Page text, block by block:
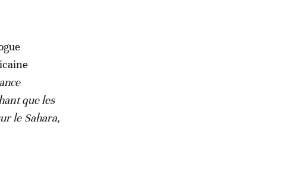
que les
le Sahara,